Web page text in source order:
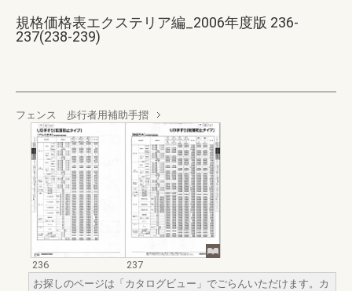
規格価格表エクステリア編_2006年度版 236-
237(238-239)
フェンス 歩行者用補助手摺
236
237
お探しのページは「カタログビュー」でごらんいただけます。カ